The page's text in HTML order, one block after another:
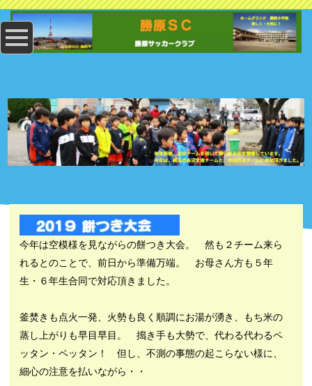
今年は空模様を見ながらの餅つき大会。 然も２チーム来ら
れるとのことで、前日から準備万端。 お母さん方も５年
生・６年生合同で対応頂きました。
釜焚きも点火一発、火勢も良く順調にお湯が湧き、もち米の
蒸し上がりも早目早目。 搗き手も大勢で、代わる代わるペ
ッタン・ペッタン！ 但し、不測の事態の起こらない様に、
細心の注意を払いながら・・